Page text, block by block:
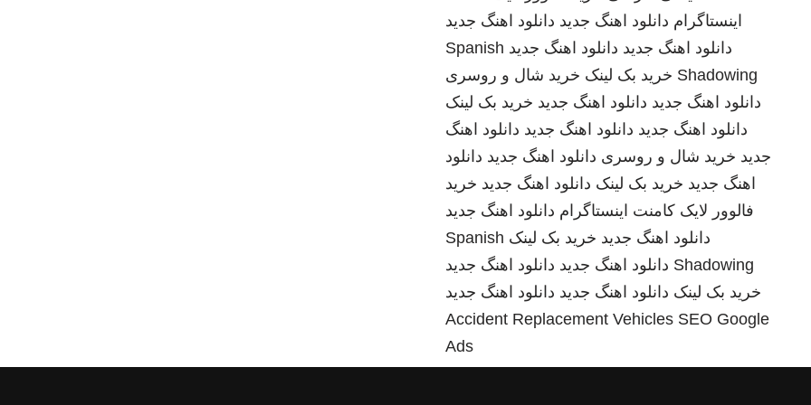
اینستاگرام دانلود اهنگ جدید دانلود اهنگ جدید
دانلود اهنگ جدید دانلود اهنگ جدید Spanish
Shadowing خرید بک لینک خرید شال و روسری
دانلود اهنگ جدید دانلود اهنگ جدید خرید بک لینک
دانلود اهنگ جدید دانلود اهنگ جدید دانلود اهنگ
جدید خرید شال و روسری دانلود اهنگ جدید دانلود
اهنگ جدید خرید بک لینک دانلود اهنگ جدید خرید
فالوور لایک کامنت اینستاگرام دانلود اهنگ جدید
دانلود اهنگ جدید خرید بک لینک Spanish
Shadowing دانلود اهنگ جدید دانلود اهنگ جدید
خرید بک لینک دانلود اهنگ جدید دانلود اهنگ جدید
Accident Replacement Vehicles SEO Google
Ads